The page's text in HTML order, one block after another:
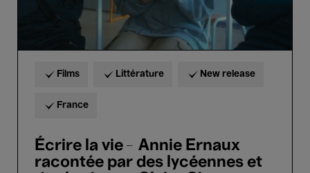
Claire
Films Littérature New release
France
Écrire la vie – Annie Ernaux
racontée par des lycéennes et